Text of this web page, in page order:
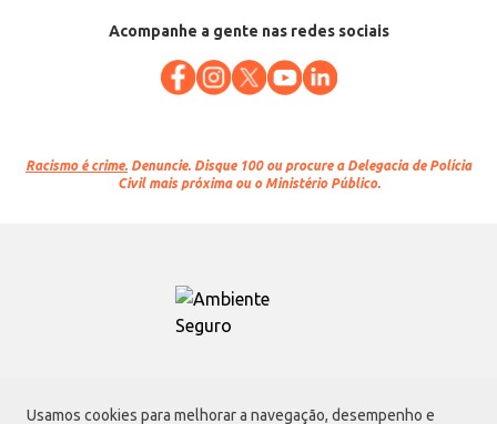
Usamos cookies para melhorar a navegação, desempenho e
Acompanhe a gente nas redes sociais
Racismo é crime. Denuncie. Disque 100 ou procure a Delegacia de Polícia
Civil mais próxima ou o Ministério Público.
Atacadão S.A.